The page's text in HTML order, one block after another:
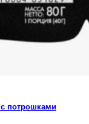
потрошками